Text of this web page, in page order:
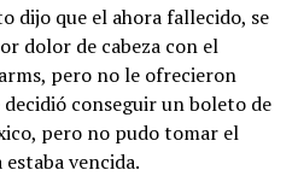
dijo que el ahora fallecido, se
dolor de cabeza con el
pero no le ofrecieron
conseguir un boleto de
pero no pudo tomar el
estaba vencida.